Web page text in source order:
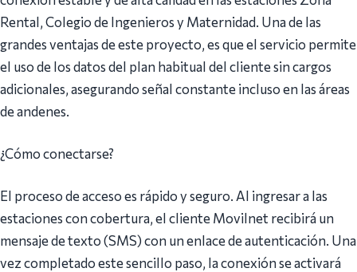
Rental, Colegio de Ingenieros y Maternidad. Una de las
grandes ventajas de este proyecto, es que el servicio permite
el uso de los datos del plan habitual del cliente sin cargos
adicionales, asegurando señal constante incluso en las áreas
de andenes.
¿Cómo conectarse?
El proceso de acceso es rápido y seguro. Al ingresar a las
estaciones con cobertura, el cliente Movilnet recibirá un
mensaje de texto (SMS) con un enlace de autenticación. Una
vez completado este sencillo paso, la conexión se activará